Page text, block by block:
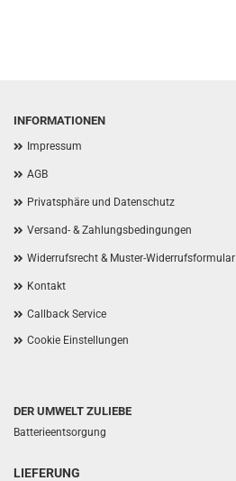
INFORMATIONEN
Impressum
AGB
Privatsphäre und Datenschutz
Versand- & Zahlungsbedingungen
Widerrufsrecht & Muster-Widerrufsformular
Kontakt
Callback Service
Cookie Einstellungen
DER UMWELT ZULIEBE
Batterieentsorgung
LIEFERUNG